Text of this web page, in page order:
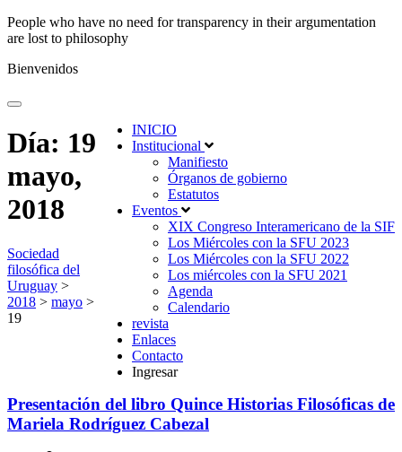
People who have no need for transparency in their argumentation
are lost to philosophy
Bienvenidos
INICIO
Institucional
Manifiesto
Órganos de gobierno
Estatutos
Eventos
XIX Congreso Interamericano de la SIF
Los Miércoles con la SFU 2023
Los Miércoles con la SFU 2022
Los miércoles con la SFU 2021
Agenda
Calendario
revista
Enlaces
Contacto
Ingresar
Día: 19
mayo,
2018
Sociedad
filosófica del
Uruguay >
2018 > mayo >
19
Presentación del libro Quince Historias Filosóficas de
Mariela Rodríguez Cabezal